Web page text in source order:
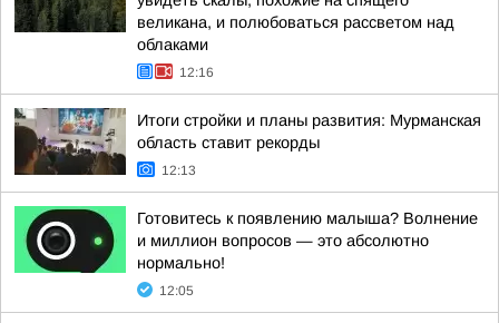
великана, и полюбоваться рассветом над
облаками
12:16
Итоги стройки и планы развития: Мурманская
область ставит рекорды
12:13
Готовитесь к появлению малыша? Волнение
и миллион вопросов — это абсолютно
нормально!
12:05